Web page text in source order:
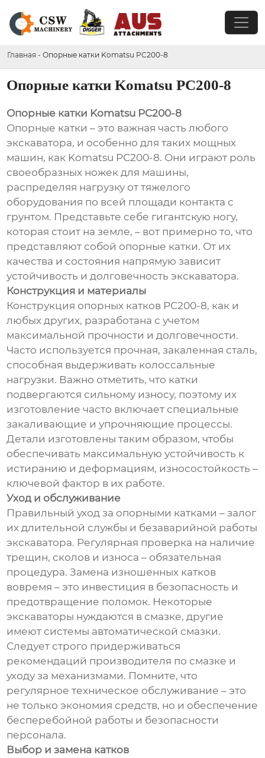
Главная - Опорные катки Komatsu PC200-8
Опорные катки Komatsu PC200-8
Опорные катки Komatsu PC200-8
Опорные катки – это важная часть любого
экскаватора, и особенно для таких мощных
машин, как Komatsu PC200-8. Они играют роль
своеобразных ножек для машины,
распределяя нагрузку от тяжелого
оборудования по всей площади контакта с
грунтом. Представьте себе гигантскую ногу,
которая стоит на земле, – вот примерно то, что
представляют собой опорные катки. От их
качества и состояния напрямую зависит
устойчивость и долговечность экскаватора.
Конструкция и материалы
Конструкция опорных катков PC200-8, как и
любых других, разработана с учетом
максимальной прочности и долговечности.
Часто используется прочная, закаленная сталь,
способная выдерживать колоссальные
нагрузки. Важно отметить, что катки
подвергаются сильному износу, поэтому их
изготовление часто включает специальные
закаливающие и упрочняющие процессы.
Детали изготовлены таким образом, чтобы
обеспечивать максимальную устойчивость к
истиранию и деформациям, износостойкость –
ключевой фактор в их работе.
Уход и обслуживание
Правильный уход за опорными катками – залог
их длительной службы и безаварийной работы
экскаватора. Регулярная проверка на наличие
трещин, сколов и износа – обязательная
процедура. Замена изношенных катков
вовремя – это инвестиция в безопасность и
предотвращение поломок. Некоторые
экскаваторы нуждаются в смазке, другие
имеют системы автоматической смазки.
Следует строго придерживаться
рекомендаций производителя по смазке и
уходу за механизмами. Помните, что
регулярное техническое обслуживание – это
не только экономия средств, но и обеспечение
бесперебойной работы и безопасности
персонала.
Выбор и замена катков